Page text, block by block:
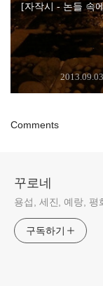
[자작시 - 논들 속
2013.09.03
Comments
꾸로네
용섭, 세진, 예랑,
구독하기